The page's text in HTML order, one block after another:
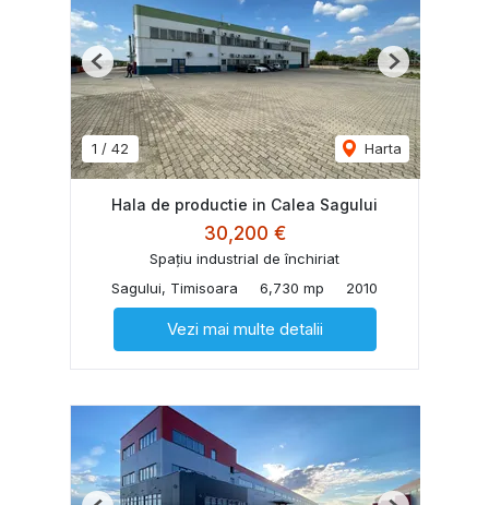
1 / 42 Harta
Previous Next
Hala de productie in Calea Sagului
30,200 €
Spațiu industrial de închiriat
Sagului, Timisoara
6,730 mp 2010
Vezi mai multe detalii